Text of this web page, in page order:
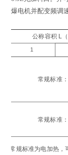
爆电机并配变频调
公称容积 L
1
常规标准
常规标准
常规标准为电加热，